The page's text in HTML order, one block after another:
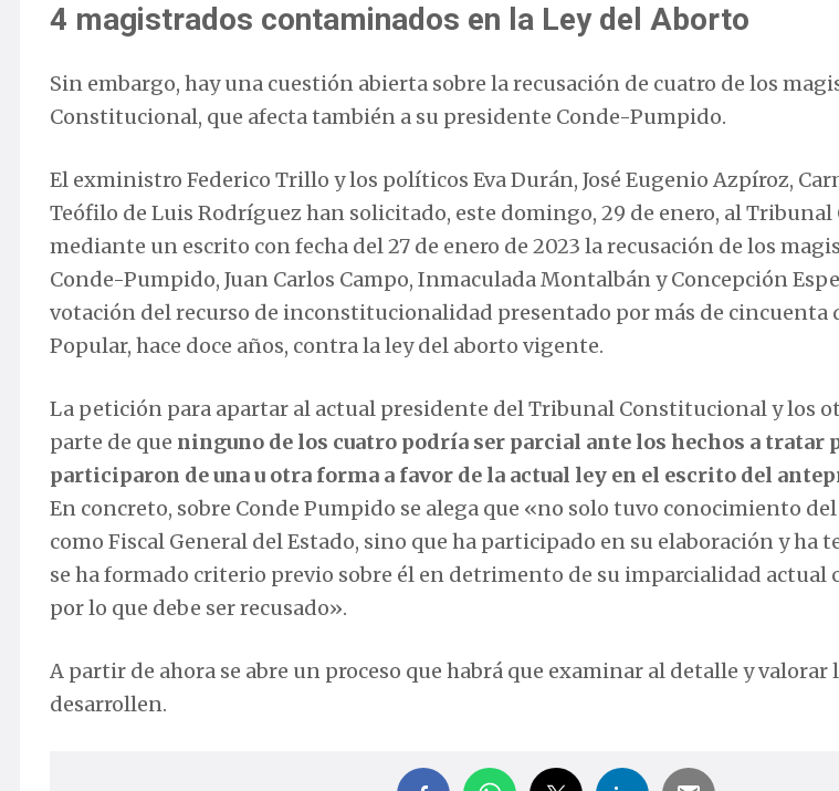
4 magistrados contaminados en la Ley del Aborto
Sin embargo, hay una cuestión abierta sobre la recusación de cuatro de los
Constitucional, que afecta también a su presidente Conde-Pumpido.
El exministro Federico Trillo y los políticos Eva Durán, José Eugenio Azpíroz,
Teófilo de Luis Rodríguez han solicitado, este domingo, 29 de enero, al
mediante un escrito con fecha del 27 de enero de 2023 la recusación de los
Conde-Pumpido, Juan Carlos Campo, Inmaculada Montalbán y Concepción
votación del recurso de inconstitucionalidad presentado por más de cincuenta
Popular, hace doce años, contra la ley del aborto vigente.
La petición para apartar al actual presidente del Tribunal Constitucional y los
parte de que ninguno de los cuatro podría ser parcial ante los hechos a tratar
participaron de una u otra forma a favor de la actual ley en el escrito del
En concreto, sobre Conde Pumpido se alega que «no solo tuvo conocimiento
como Fiscal General del Estado, sino que ha participado en su elaboración y ha
se ha formado criterio previo sobre él en detrimento de su imparcialidad actual
por lo que debe ser recusado».
A partir de ahora se abre un proceso que habrá que examinar al detalle y valorar
desarrollen.